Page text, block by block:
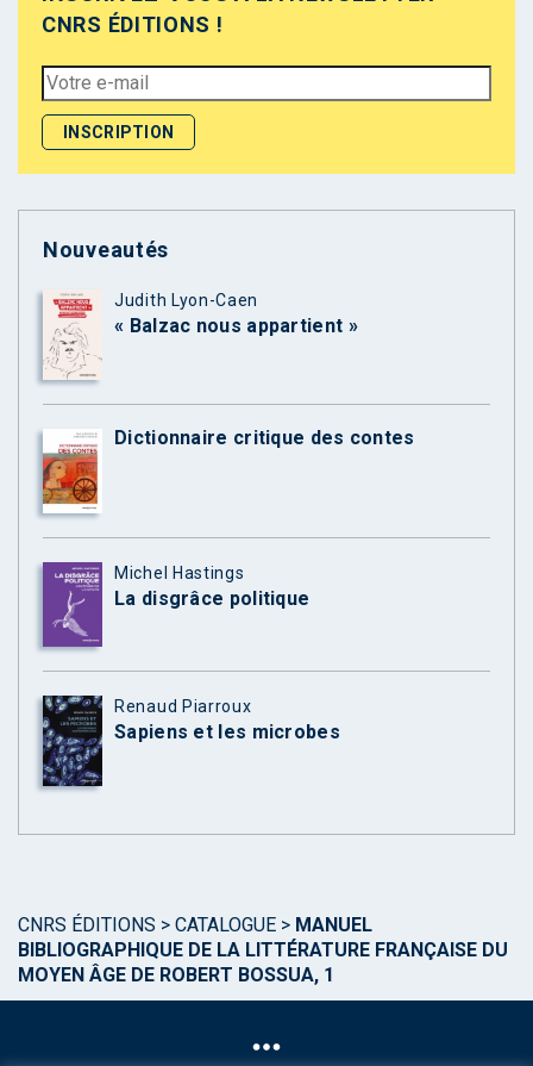
CNRS ÉDITIONS !
Nouveautés
Judith Lyon-Caen
« Balzac nous appartient »
Dictionnaire critique des contes
Michel Hastings
La disgrâce politique
Renaud Piarroux
Sapiens et les microbes
CNRS ÉDITIONS > CATALOGUE > MANUEL
BIBLIOGRAPHIQUE DE LA LITTÉRATURE FRANÇAISE DU
MOYEN ÂGE DE ROBERT BOSSUA, 1